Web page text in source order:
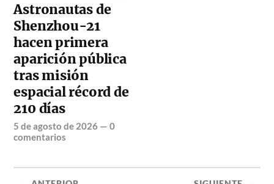
Astronautas de
Shenzhou-21
hacen primera
aparición pública
tras misión
espacial récord de
210 días
5 de agosto de 2026 —0
comentarios